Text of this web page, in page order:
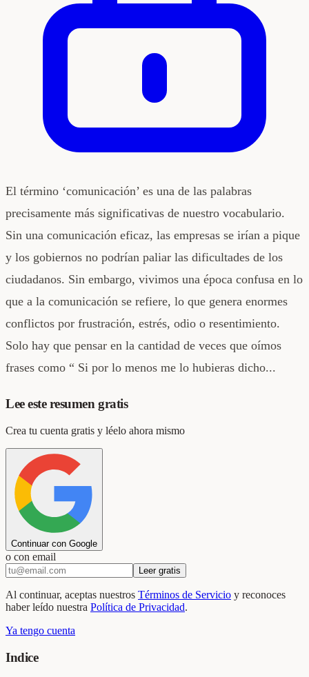
El término ‘comunicación’ es una de las palabras
precisamente más significativas de nuestro vocabulario.
Sin una comunicación eficaz, las empresas se irían a pique
y los gobiernos no podrían paliar las dificultades de los
ciudadanos. Sin embargo, vivimos una época confusa en lo
que a la comunicación se refiere, lo que genera enormes
conflictos por frustración, estrés, odio o resentimiento.
Solo hay que pensar en la cantidad de veces que oímos
frases como “ Si por lo menos me lo hubieras dicho...
Lee este resumen gratis
Crea tu cuenta gratis y léelo ahora mismo
Continuar con Google
o con email
Leer gratis
Al continuar, aceptas nuestros Términos de Servicio y reconoces
haber leído nuestra Política de Privacidad.
Ya tengo cuenta
Indice